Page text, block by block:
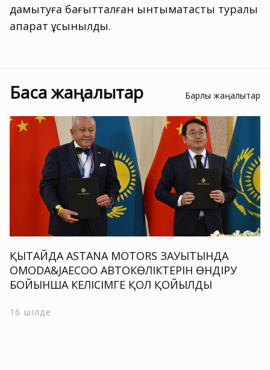
дамытуға бағытталған ынтымақтастық туралы
ақпарат ұсынылды.
Басқа жаңалықтар Барлық жаңалықтар
ҚЫТАЙДА ASTANA MOTORS ЗАУЫТЫНДА
OMODA&JAECOO АВТОКӨЛІКТЕРІН ӨНДІРУ
БОЙЫНША КЕЛІСІМГЕ ҚОЛ ҚОЙЫЛДЫ
16 шілде